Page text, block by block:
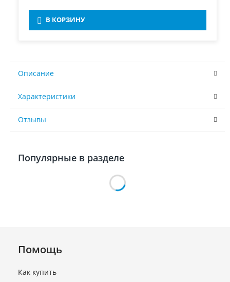
В КОРЗИНУ
Описание
Характеристики
Отзывы
Популярные в разделе
Помощь
Как купить